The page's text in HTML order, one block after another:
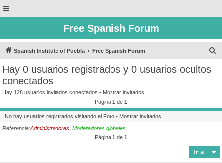
Free Spanish Forum
Spanish Institute of Puebla Free Spanish Forum
r
Hay 0 usuarios registrados y 0 usuarios ocultos
conectados
Hay 128 usuarios invitados conectados • Mostrar invitados
Página 1 de 1
No hay usuarios registrados visitando el Foro • Mostrar invitados
Referencia:Administradores Moderadores globales
Página 1 de 1
Ir a